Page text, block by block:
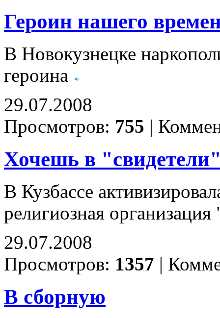
Героин нашего
В Новокузнецке
героина
29.07.2008
Просмотров: 755 |
Хочешь в
В Кузбассе
религиозная
29.07.2008
Просмотров: 1357 |
В сборную